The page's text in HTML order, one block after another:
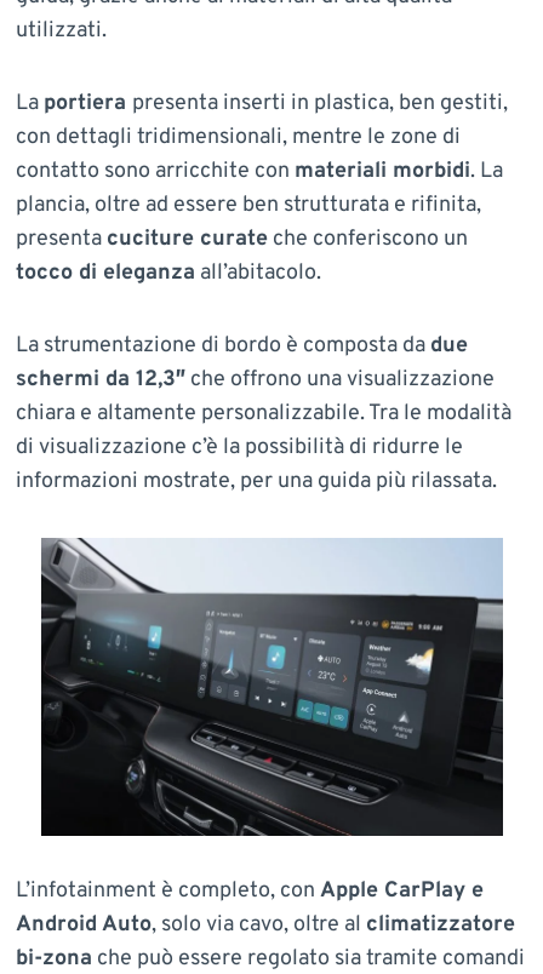
utilizzati.
La portiera presenta inserti in plastica, ben gestiti,
con dettagli tridimensionali, mentre le zone di
contatto sono arricchite con materiali morbidi. La
plancia, oltre ad essere ben strutturata e rifinita,
presenta cuciture curateche conferiscono un
tocco di eleganza all’abitacolo.
La strumentazione di bordo è composta da due
schermi da 12,3″che offrono una visualizzazione
chiara e altamente personalizzabile. Tra le modalità
di visualizzazione c’è la possibilità di ridurre le
informazioni mostrate, per una guida più rilassata.
L’infotainment è completo, con Apple CarPlay e
Android Auto, solo via cavo, oltre al climatizzatore
bi-zona che può essere regolato sia tramite comandi